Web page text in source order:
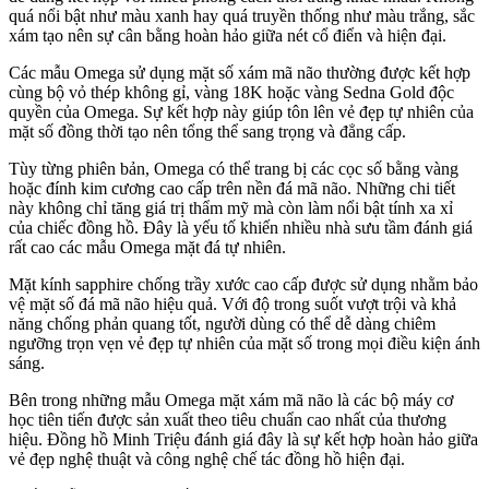
quá nổi bật như màu xanh hay quá truyền thống như màu trắng, sắc
xám tạo nên sự cân bằng hoàn hảo giữa nét cổ điển và hiện đại.
Các mẫu Omega sử dụng mặt số xám mã não thường được kết hợp
cùng bộ vỏ thép không gỉ, vàng 18K hoặc vàng Sedna Gold độc
quyền của Omega. Sự kết hợp này giúp tôn lên vẻ đẹp tự nhiên của
mặt số đồng thời tạo nên tổng thể sang trọng và đẳng cấp.
Tùy từng phiên bản, Omega có thể trang bị các cọc số bằng vàng
hoặc đính kim cương cao cấp trên nền đá mã não. Những chi tiết
này không chỉ tăng giá trị thẩm mỹ mà còn làm nổi bật tính xa xỉ
của chiếc đồng hồ. Đây là yếu tố khiến nhiều nhà sưu tầm đánh giá
rất cao các mẫu Omega mặt đá tự nhiên.
Mặt kính sapphire chống trầy xước cao cấp được sử dụng nhằm bảo
vệ mặt số đá mã não hiệu quả. Với độ trong suốt vượt trội và khả
năng chống phản quang tốt, người dùng có thể dễ dàng chiêm
ngưỡng trọn vẹn vẻ đẹp tự nhiên của mặt số trong mọi điều kiện ánh
sáng.
Bên trong những mẫu Omega mặt xám mã não là các bộ máy cơ
học tiên tiến được sản xuất theo tiêu chuẩn cao nhất của thương
hiệu. Đồng hồ Minh Triệu đánh giá đây là sự kết hợp hoàn hảo giữa
vẻ đẹp nghệ thuật và công nghệ chế tác đồng hồ hiện đại.